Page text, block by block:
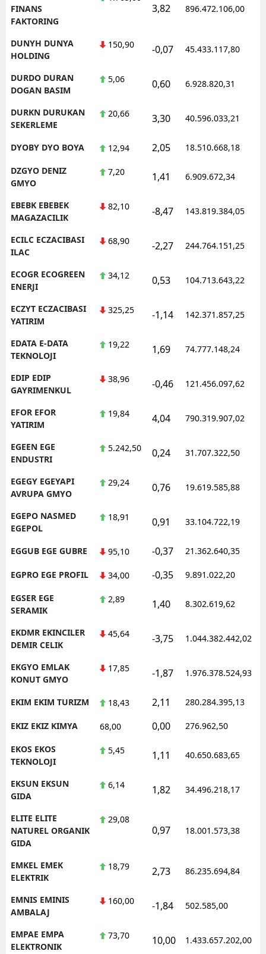
FINANS
FAKTORING
3,82 896.472.106,00
DUNYH DUNYA
HOLDING
150,90 -0,07 45.433.117,80
DURDO DURAN
DOGAN BASIM
5,06 0,60 6.928.820,31
DURKN DURUKAN
SEKERLEME
20,66 3,30 40.596.033,21
DYOBY DYO BOYA 12,94 2,05 18.510.668,18
DZGYO DENIZ
GMYO
7,20 1,41 6.909.672,34
EBEBK EBEBEK
MAGAZACILIK
82,10 -8,47 143.819.384,05
ECILC ECZACIBASI
ILAC
68,90 -2,27 244.764.151,25
ECOGR ECOGREEN
ENERJI
34,12 0,53 104.713.643,22
ECZYT ECZACIBASI
YATIRIM
325,25 -1,14 142.371.857,25
EDATA E-DATA
TEKNOLOJI
19,22 1,69 74.777.148,24
EDIP EDIP
GAYRIMENKUL
38,96 -0,46 121.456.097,62
EFOR EFOR
YATIRIM
19,84 4,04 790.319.907,02
EGEEN EGE
ENDUSTRI
5.242,50 0,24 31.707.322,50
EGEGY EGEYAPI
AVRUPA GMYO
29,24 0,76 19.619.585,88
EGEPO NASMED
EGEPOL
18,91 0,91 33.104.722,19
EGGUB EGE GUBRE 95,10 -0,37 21.362.640,35
EGPRO EGE PROFIL 34,00 -0,35 9.891.022,20
EGSER EGE
SERAMIK
2,89 1,40 8.302.619,62
EKDMR EKINCILER
DEMIR CELIK
45,64 -3,75 1.044.382.442,02
EKGYO EMLAK
KONUT GMYO
17,85 -1,87 1.976.378.524,93
EKIM EKIM TURIZM 18,43 2,11 280.284.395,13
EKIZ EKIZ KIMYA 68,00 0,00 276.962,50
EKOS EKOS
TEKNOLOJI
5,45 1,11 40.650.683,65
EKSUN EKSUN
GIDA
6,14 1,82 34.496.218,17
ELITE ELITE
NATUREL ORGANIK
GIDA
29,08
0,97 18.001.573,38
EMKEL EMEK
ELEKTRIK
18,79 2,73 86.235.694,84
EMNIS EMINIS
AMBALAJ
160,00 -1,84 502.585,00
EMPAE EMPA
ELEKTRONIK
73,70 10,00 1.433.657.202,00